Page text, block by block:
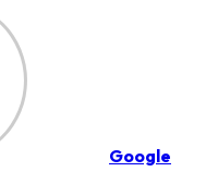
Google